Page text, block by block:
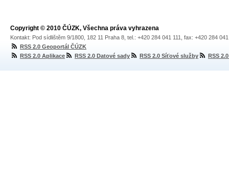
Copyright © 2010 ČÚZK, Všechna práva vyhrazena
Kontakt: Pod sídlištěm 9/1800, 182 11 Praha 8, tel.: +420 284 041 111, fax: +420 284
RSS 2.0 Geoportál ČÚZK
RSS 2.0 Aplikace
RSS 2.0 Datové sady RSS 2.0 Síťové služby RSS